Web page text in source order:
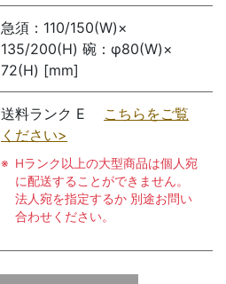
急須：110/150(W)×
135/200(H) 碗：φ80(W)×
72(H) [mm]
送料ランク E こちらをご覧
ください>
Hランク以上の大型商品は個人宛
に配送することができません。
法人宛を指定するか 別途お問い
合わせください。